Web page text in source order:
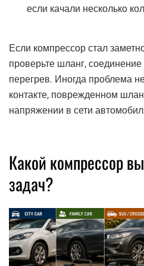
если качали несколько
Если компрессор стал
проверьте шланг,
перегрев. Иногда проблема
контакте, поврежденном
напряжении в сети
Какой компрессор
задач?